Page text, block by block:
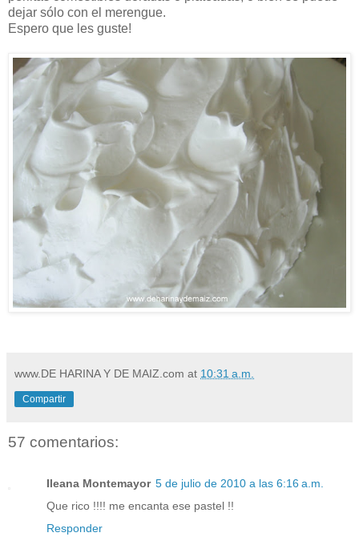
dejar sólo con el merengue.
Espero que les guste!
www.DE HARINA Y DE MAIZ.com at 10:31 a.m.
Compartir
57 comentarios:
Ileana Montemayor 5 de julio de 2010 a las 6:16 a.m.
Que rico !!!! me encanta ese pastel !!
Responder